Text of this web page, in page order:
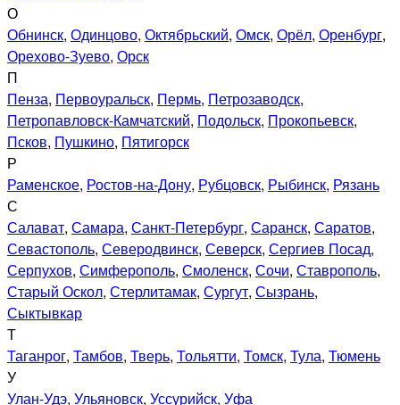
О
Обнинск, Одинцово, Октябрьский, Омск, Орёл, Оренбург,
Орехово-Зуево, Орск
П
Пенза, Первоуральск, Пермь, Петрозаводск,
Петропавловск-Камчатский, Подольск, Прокопьевск,
Псков, Пушкино, Пятигорск
Р
Раменское, Ростов-на-Дону, Рубцовск, Рыбинск, Рязань
С
Салават, Самара, Санкт-Петербург, Саранск, Саратов,
Севастополь, Северодвинск, Северск, Сергиев Посад,
Серпухов, Симферополь, Смоленск, Сочи, Ставрополь,
Старый Оскол, Стерлитамак, Сургут, Сызрань,
Сыктывкар
Т
Таганрог, Тамбов, Тверь, Тольятти, Томск, Тула, Тюмень
У
Улан-Удэ, Ульяновск, Уссурийск, Уфа